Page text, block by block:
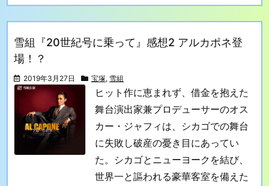
雪組『20世紀号に乗って』感想2 アルカポネ登
場！？
2019年3月27日 宝塚, 雪組
ヒット作に恵まれず、借金を抱えた
舞台演出家兼プロデューサーのオス
カー・ジャフィは、シカゴでの舞台
に失敗し破産の憂き目にあってい
た。シカゴとニューヨークを結び、
世界一と謳われる豪華客室を備えた